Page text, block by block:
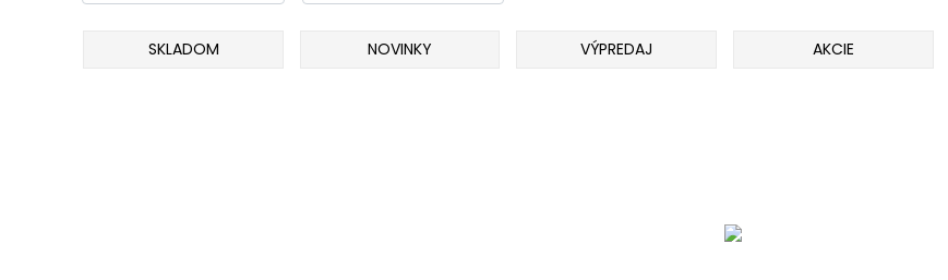
SKLADOM NOVINKY VÝPREDAJ AKCIE